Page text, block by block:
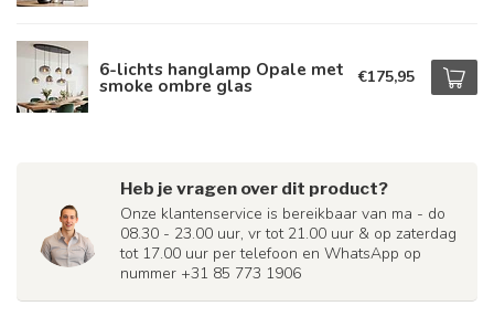
6-lichts hanglamp Opale met
smoke ombre glas €175,95
Heb je vragen over dit product?
Onze klantenservice is bereikbaar van ma - do
08.30 - 23.00 uur, vr tot 21.00 uur & op zaterdag
tot 17.00 uur per telefoon en WhatsApp op
nummer +31 85 773 1906